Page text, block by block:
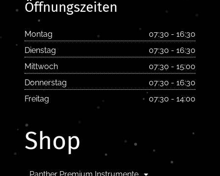
Öffnungszeiten
Montag
07:30 - 16:30
Dienstag
07:30 - 16:30
Mittwoch
07:30 - 15:00
Donnerstag
07:30 - 16:30
Freitag
07:30 - 14:00
Shop